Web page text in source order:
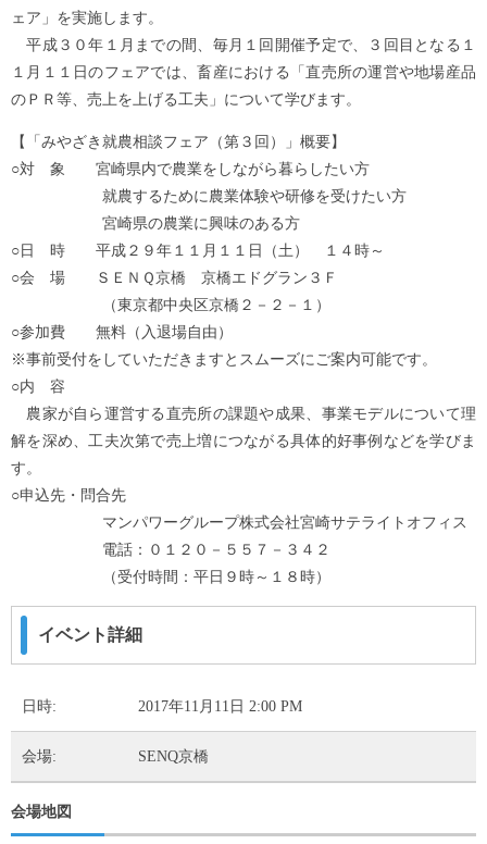
ェア」を実施します。
平成３０年１月までの間、毎月１回開催予定で、３回目となる１
１月１１日のフェアでは、畜産における「直売所の運営や地場産品
のＰＲ等、売上を上げる工夫」について学びます。
【「みやざき就農相談フェア（第３回）」概要】
○対 象 宮崎県内で農業をしながら暮らしたい方
就農するために農業体験や研修を受けたい方
宮崎県の農業に興味のある方
○日 時 平成２９年１１月１１日（土） １４時～
○会 場 ＳＥＮＱ京橋 京橋エドグラン３Ｆ
（東京都中央区京橋２－２－１）
○参加費 無料（入退場自由）
※事前受付をしていただきますとスムーズにご案内可能です。
○内 容
農家が自ら運営する直売所の課題や成果、事業モデルについて理
解を深め、工夫次第で売上増につながる具体的好事例などを学びま
す。
○申込先・問合先
マンパワーグループ株式会社宮崎サテライトオフィス
電話：０１２０－５５７－３４２
（受付時間：平日９時～１８時）
イベント詳細
日時: 2017年11月11日 2:00 PM
会場: SENQ京橋
会場地図